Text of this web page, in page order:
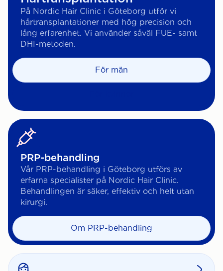
På Nordic Hair Clinic i Göteborg utför vi
hårtransplantationer med hög precision och
lång erfarenhet. Vi använder såväl FUE- samt
DHI-metoden.
För män
PRP-behandling
Vår PRP-behandling i Göteborg utförs av
erfarna specialister på Nordic Hair Clinic.
Behandlingen är säker, effektiv och helt utan
kirurgi.
Om PRP-behandling